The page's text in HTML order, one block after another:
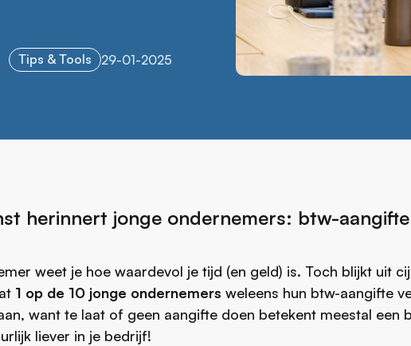
Tips & Tools 29-01-2025
herinnert jonge ondernemers: btw-
weet je hoe waardevol je tijd (en geld) is. Toch blijkt uit
1 op de 10 jonge ondernemers weleens hun btw-aangifte
want te laat of geen aangifte doen betekent meestal een
liever in je bedrijf!